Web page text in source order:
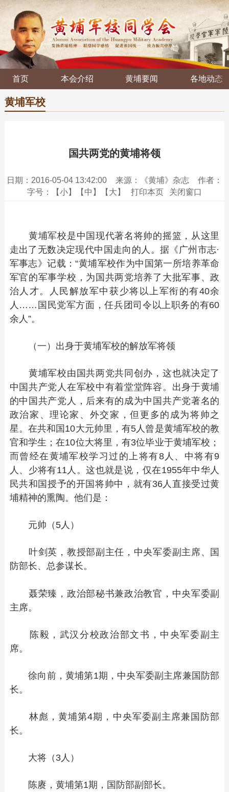
首页 本会介绍 黄埔要闻 各地动态
黄埔军校
国共两党的黄埔将领
日期：2016-05-04 13:42:00 来源：《黄埔》杂志
作者：
字号：
【小】 【中】 【大】 打印本页 关闭窗口
黄埔军校是中国现代著名将帅的摇篮，从这里
走出了无数决定现代中国走向的人。据《广州市志·
军事志》记载：“黄埔军校作为中国第一所培养革命
军官的军事学校，为国共两党培养了大批军事、政
治人才。人民解放军中获少将以上军衔的有40余
人……国民党军方面，任兵团司令以上职务的有60
余人”。
（一）出身于黄埔军校的解放军将领
黄埔军校由国共两党共同创办，这也就决定了
中国共产党人在军校中有着堂堂阵容。出身于黄埔
的中国共产党人，后来有的成为中国共产党著名的
政治家、理论家、外交家，但更多的成为将帅之
星。在共和国10大元帅里，有5人曾是黄埔军校的教
官和学生；在10位大将里，有3位毕业于黄埔军校；
而曾经在黄埔军校学习过的上将有8人、中将有9
人、少将有11人。这也就是说，仅在1955年中华人
民共和国授予的开国将帅中，就有36人直接受过黄
埔精神的熏陶。他们是：
元帅（5人）
叶剑英，教授部副主任，中央军委副主席、国
防部长、总参谋长。
聂荣臻，政治部秘书兼政治教官，中央军委副
主席。
陈毅，武汉分校政治部文书，中央军委副主
席。
徐向前，黄埔第1期，中央军委副主席兼国防部
长。
林彪，黄埔第4期，中央军委副主席兼国防部
长。
大将（3人）
陈赓，黄埔第1期，国防部副部长。